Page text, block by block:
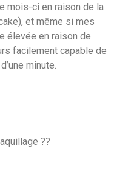
mois-ci en raison de la
et même si mes
élevée en raison de
facilement capable de
minute.
??